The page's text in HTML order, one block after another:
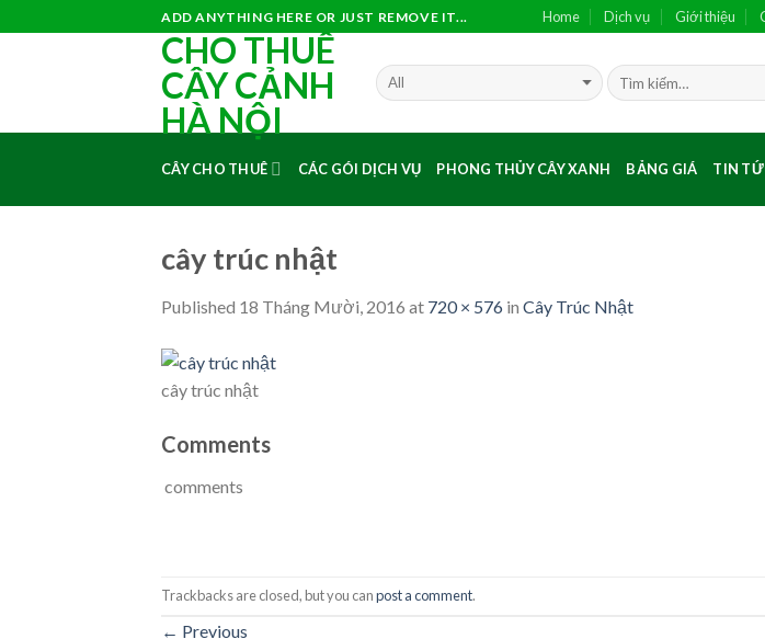
ADD ANYTHING HERE OR JUST REMOVE IT... Home Dịch vụ Giới thiệu
CHO THUÊ
CÂY CẢNH
HÀ NỘI
CÂY CHO THUÊ CÁC GÓI DỊCH VỤ PHONG THỦY CÂY XANH BẢNG GIÁ TIN
cây trúc nhật
Published 18 Tháng Mười, 2016 at 720 × 576 in Cây Trúc Nhật
cây trúc nhật
Comments
comments
Trackbacks are closed, but you canpost a comment.
← Previous